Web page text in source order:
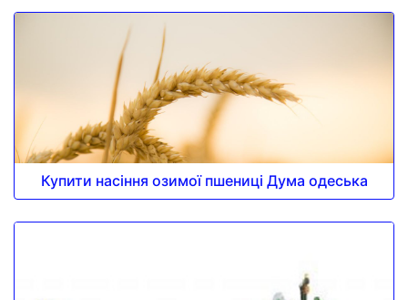
Купити насіння озимої пшениці Дума одеська